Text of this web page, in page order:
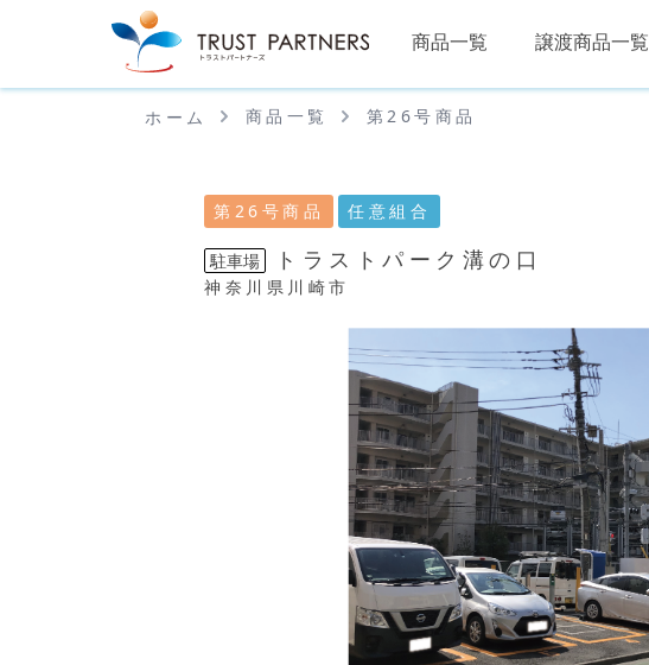
商品一覧 譲渡商品一覧
ホーム 商品一覧 第26号商品
第26号商品 任意組合
駐車場 トラストパーク溝の口
神奈川県川崎市